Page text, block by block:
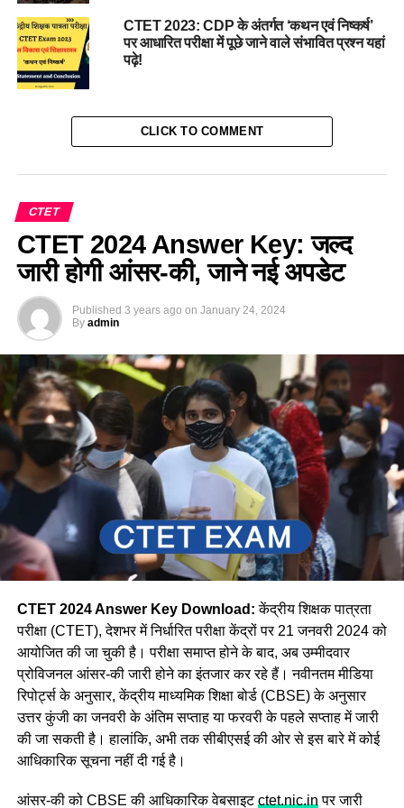
CTET 2023: CDP के अंतर्गत ‘कथन एवं निष्कर्ष’
पर आधारित परीक्षा में पूछे जाने वाले संभावित प्रश्न यहां
पढ़े!
CLICK TO COMMENT
CTET
CTET 2024 Answer Key: जल्द
जारी होगी आंसर-की, जाने नई अपडेट
Published 3 years ago on January 24, 2024
By admin
CTET 2024 Answer Key Download:केंद्रीय शिक्षक पात्रता
परीक्षा (CTET), देशभर में निर्धारित परीक्षा केंद्रों पर 21 जनवरी 2024 को
आयोजित की जा चुकी है। परीक्षा समाप्त होने के बाद, अब उम्मीदवार
प्रोविजनल आंसर-की जारी होने का इंतजार कर रहे हैं। नवीनतम मीडिया
रिपोर्ट्स के अनुसार, केंद्रीय माध्यमिक शिक्षा बोर्ड (CBSE) के अनुसार
उत्तर कुंजी का जनवरी के अंतिम सप्ताह या फरवरी के पहले सप्ताह में जारी
की जा सकती है। हालांकि, अभी तक सीबीएसई की ओर से इस बारे में कोई
आधिकारिक सूचना नहीं दी गई है।
आंसर-की को CBSE की आधिकारिक वेबसाइटctet.nic.inपर जारी